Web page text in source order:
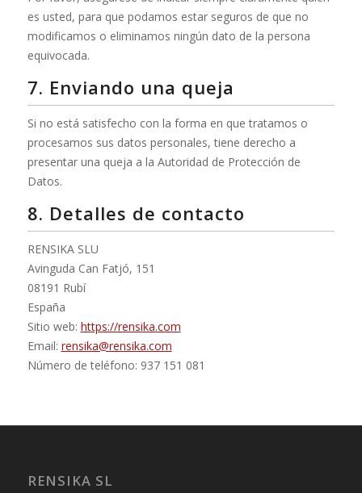
es usted, para que podamos estar seguros de que no
modificamos o eliminamos ningún dato de la persona
equivocada.
7. Enviando una queja
Si no está satisfecho con la forma en que tratamos o
procesamos sus datos personales, tiene derecho a
presentar una queja a la Autoridad de Protección de
Datos.
8. Detalles de contacto
RENSIKA SLU
Avinguda Can Fatjó, 151
08191 Rubí
España
Sitio web: https://rensika.com
Email: rensika@rensika.com
Número de teléfono: 937 151 081
RENSIKA SL